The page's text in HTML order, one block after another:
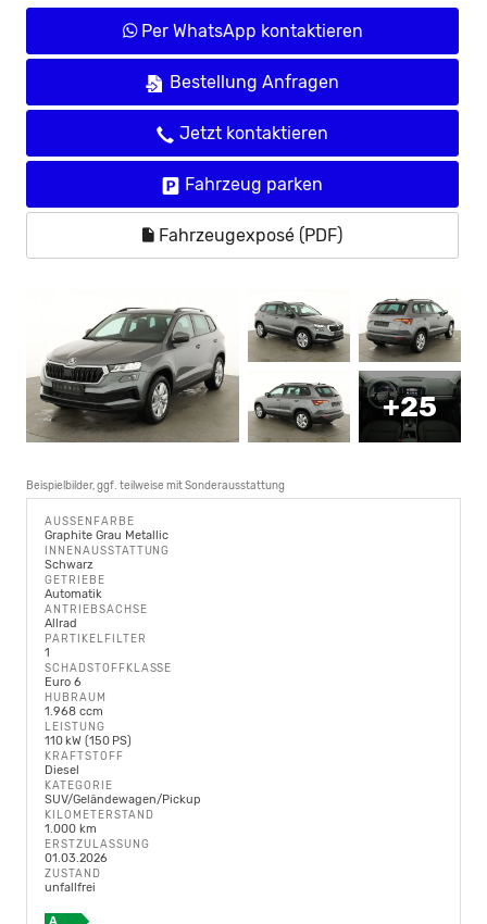
Per WhatsApp kontaktieren
Bestellung Anfragen
Jetzt kontaktieren
Fahrzeug parken
Fahrzeugexposé (PDF)
+25
Beispielbilder, ggf. teilweise mit Sonderausstattung
AUSSENFARBE
Graphite Grau Metallic
INNENAUSSTATTUNG
Schwarz
GETRIEBE
Automatik
ANTRIEBSACHSE
Allrad
PARTIKELFILTER
1
SCHADSTOFFKLASSE
Euro 6
HUBRAUM
1.968 ccm
LEISTUNG
110 kW (150 PS)
KRAFTSTOFF
Diesel
KATEGORIE
SUV/Geländewagen/Pickup
KILOMETERSTAND
1.000 km
ERSTZULASSUNG
01.03.2026
ZUSTAND
unfallfrei